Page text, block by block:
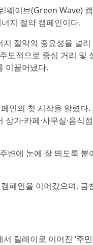
웨이브(Green Wave)
지 절약 캠페인이다.
절약의 중요성을 널
도적으로 중심 거리 및
이끌어냈다.
인의 첫 시작을 알렸다
가·카페·사무실·음식
변에 눈에 잘 띄도록
페인을 이어갔으며, 금
릴레이로 이어진 ‘주